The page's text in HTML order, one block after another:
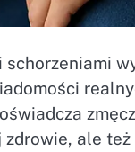
schorzeniami
ale